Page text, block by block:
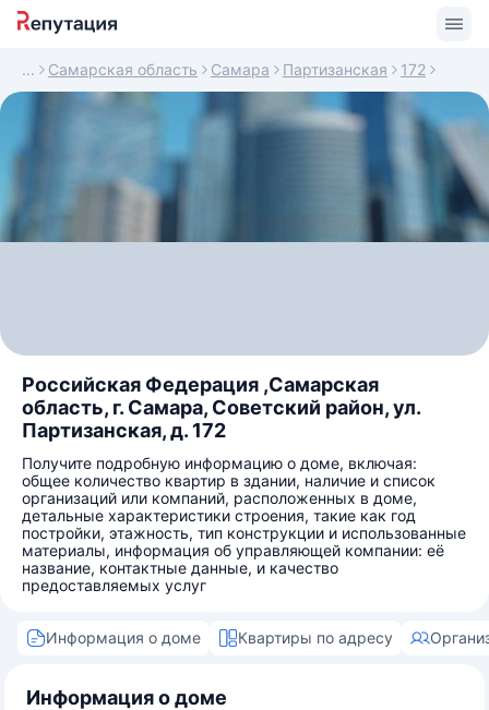
Самарская область Самара Партизанская 172
Российская Федерация ,Самарская
область, г. Самара, Советский район, ул.
Партизанская, д. 172
Получите подробную информацию о доме, включая:
общее количество квартир в здании, наличие и список
организаций или компаний, расположенных в доме,
детальные характеристики строения, такие как год
постройки, этажность, тип конструкции и использованные
материалы, информация об управляющей компании: её
название, контактные данные, и качество
предоставляемых услуг
Информация о доме Квартиры по адресу
Информация о доме